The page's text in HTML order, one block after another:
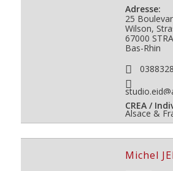
Adresse:
25
Wilson,
67000
Bas-Rhin
CREA /
Alsace &
Michel